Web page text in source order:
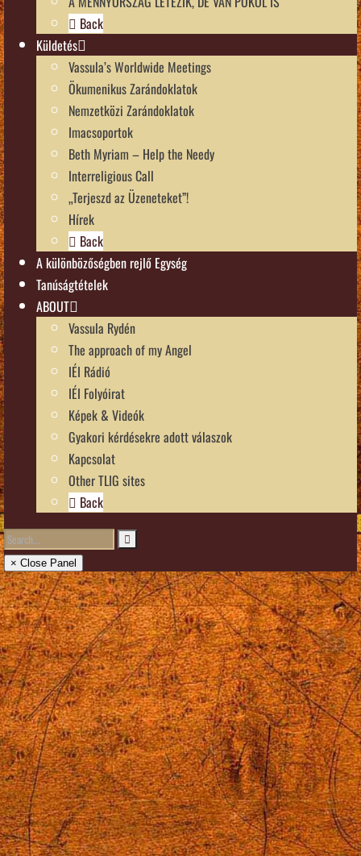
Back
Küldetés
Vassula’s Worldwide Meetings
Ökumenikus Zarándoklatok
Nemzetközi Zarándoklatok
Imacsoportok
Beth Myriam – Help the Needy
Interreligious Call
„Terjeszd az Üzeneteket”!
Hírek
Back
A különbözőségben rejlő Egység
Tanúságtételek
ABOUT
Vassula Rydén
The approach of my Angel
IÉI Rádió
IÉI Folyóirat
Képek & Videók
Gyakori kérdésekre adott válaszok
Kapcsolat
Other TLIG sites
Back
× Close Panel